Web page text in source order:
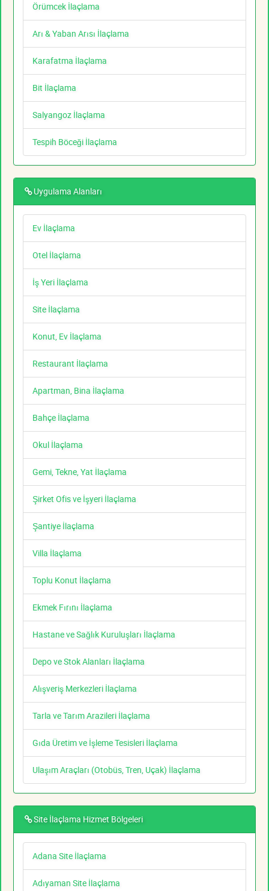
Örümcek İlaçlama
Arı & Yaban Arısı İlaçlama
Karafatma İlaçlama
Bit İlaçlama
Salyangoz İlaçlama
Tespih Böceği İlaçlama
Uygulama Alanları
Ev İlaçlama
Otel İlaçlama
İş Yeri İlaçlama
Site İlaçlama
Konut, Ev İlaçlama
Restaurant İlaçlama
Apartman, Bina İlaçlama
Bahçe İlaçlama
Okul İlaçlama
Gemi, Tekne, Yat İlaçlama
Şirket Ofis ve İşyeri İlaçlama
Şantiye İlaçlama
Villa İlaçlama
Toplu Konut İlaçlama
Ekmek Fırını İlaçlama
Hastane ve Sağlık Kuruluşları İlaçlama
Depo ve Stok Alanları İlaçlama
Alışveriş Merkezleri İlaçlama
Tarla ve Tarım Arazileri İlaçlama
Gıda Üretim ve İşleme Tesisleri İlaçlama
Ulaşım Araçları (Otobüs, Tren, Uçak) İlaçlama
Site İlaçlama Hizmet Bölgeleri
Adana Site İlaçlama
Adıyaman Site İlaçlama